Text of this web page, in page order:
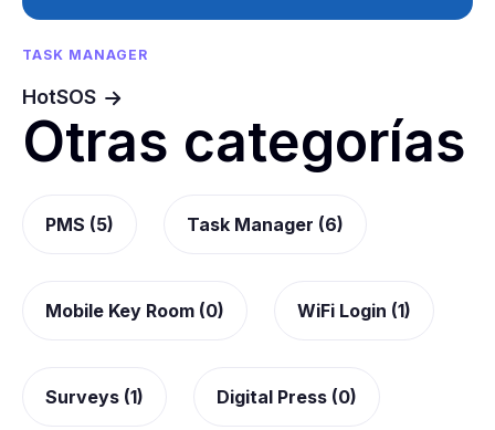
TASK MANAGER
HotSOS
Otras categorías
PMS (5) Task Manager (6)
Mobile Key Room (0) WiFi Login (1)
Surveys (1) Digital Press (0)